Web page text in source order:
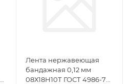
Лента нержавеющая
бандажная 0,12 мм
08Х18Н10Т ГОСТ 4986-79